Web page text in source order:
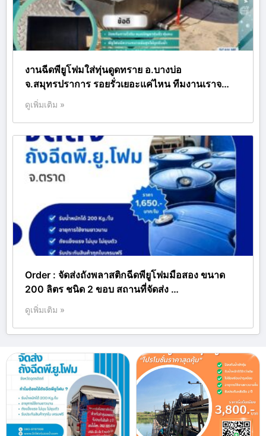
งานฉีดพียูโฟมใส่ทุ่นดูดทราย อ.บางบ่อ
จ.สมุทรปราการ รอยรั่วเยอะแค่ไหน ทีมงานเราจ…
ดูเพิ่มเติม »
Order : จัดส่งถังพลาสติกฉีดพียูโฟมมือสอง ขนาด
200 ลิตร ชนิด 2 ขอบ สถานที่จัดส่ง …
ดูเพิ่มเติม »